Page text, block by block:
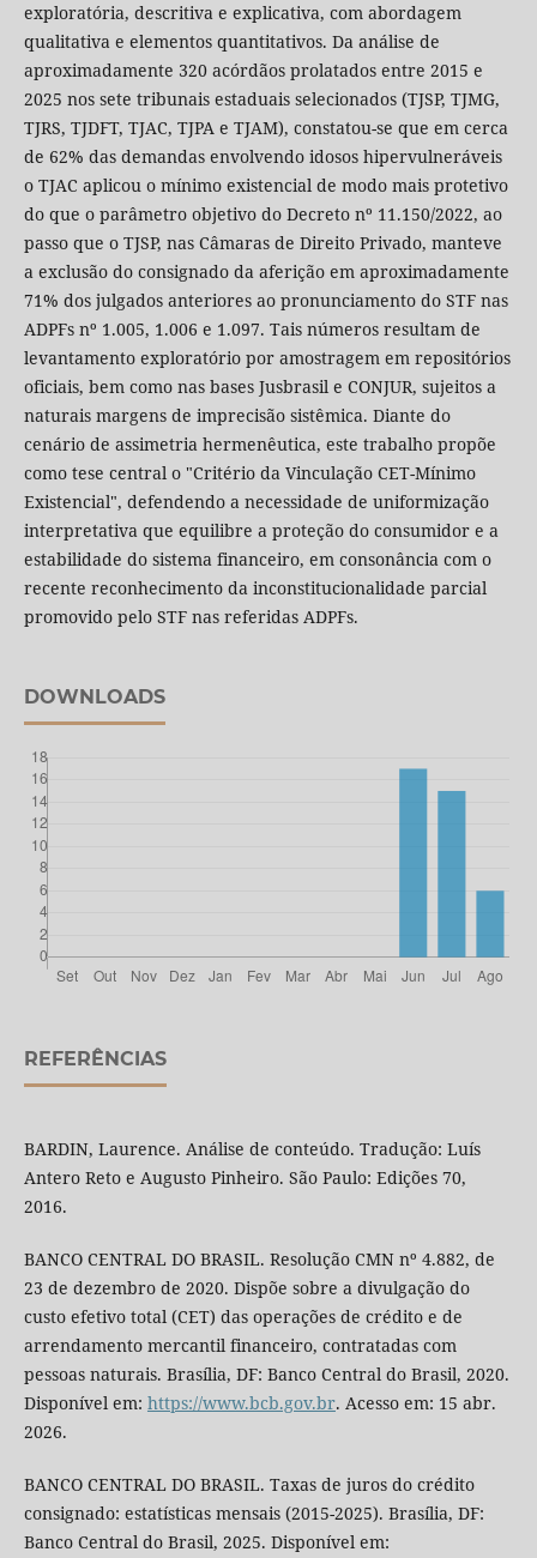
exploratória, descritiva e explicativa, com abordagem
qualitativa e elementos quantitativos. Da análise de
aproximadamente 320 acórdãos prolatados entre 2015 e
2025 nos sete tribunais estaduais selecionados (TJSP, TJMG,
TJRS, TJDFT, TJAC, TJPA e TJAM), constatou-se que em cerca
de 62% das demandas envolvendo idosos hipervulneráveis
o TJAC aplicou o mínimo existencial de modo mais protetivo
do que o parâmetro objetivo do Decreto nº 11.150/2022, ao
passo que o TJSP, nas Câmaras de Direito Privado, manteve
a exclusão do consignado da aferição em aproximadamente
71% dos julgados anteriores ao pronunciamento do STF nas
ADPFs nº 1.005, 1.006 e 1.097. Tais números resultam de
levantamento exploratório por amostragem em repositórios
oficiais, bem como nas bases Jusbrasil e CONJUR, sujeitos a
naturais margens de imprecisão sistêmica. Diante do
cenário de assimetria hermenêutica, este trabalho propõe
como tese central o "Critério da Vinculação CET-Mínimo
Existencial", defendendo a necessidade de uniformização
interpretativa que equilibre a proteção do consumidor e a
estabilidade do sistema financeiro, em consonância com o
recente reconhecimento da inconstitucionalidade parcial
promovido pelo STF nas referidas ADPFs.
DOWNLOADS
REFERÊNCIAS
BARDIN, Laurence. Análise de conteúdo. Tradução: Luís
Antero Reto e Augusto Pinheiro. São Paulo: Edições 70,
2016.
BANCO CENTRAL DO BRASIL. Resolução CMN nº 4.882, de
23 de dezembro de 2020. Dispõe sobre a divulgação do
custo efetivo total (CET) das operações de crédito e de
arrendamento mercantil financeiro, contratadas com
pessoas naturais. Brasília, DF: Banco Central do Brasil, 2020.
Disponível em: https://www.bcb.gov.br. Acesso em: 15 abr.
2026.
BANCO CENTRAL DO BRASIL. Taxas de juros do crédito
consignado: estatísticas mensais (2015-2025). Brasília, DF:
Banco Central do Brasil, 2025. Disponível em: